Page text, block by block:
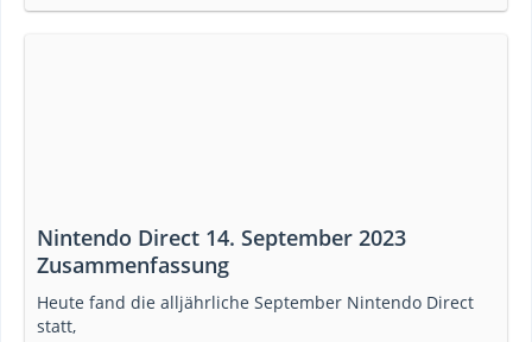
Nintendo Direct 14. September 2023
Zusammenfassung
Heute fand die alljährliche September Nintendo Direct
statt,